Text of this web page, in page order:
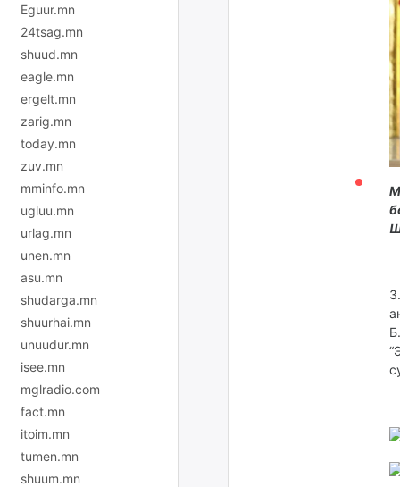
Eguur.mn
24tsag.mn
shuud.mn
eagle.mn
ergelt.mn
zarig.mn
today.mn
zuv.mn
mminfo.mn
ugluu.mn
urlag.mn
unen.mn
asu.mn
shudarga.mn
shuurhai.mn
unuudur.mn
isee.mn
mglradio.com
fact.mn
itoim.mn
tumen.mn
shuum.mn